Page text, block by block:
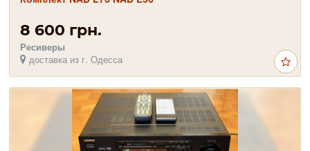
8 600 грн.
Ресиверы
доставка из г. Одесса